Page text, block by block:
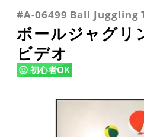
#A-06499 Ball Juggling
ボールジャグリ
ビデオ
初心者OK